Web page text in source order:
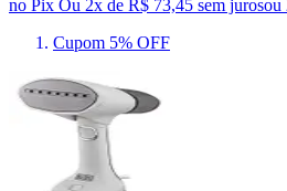
no Pix Ou 2x de R$ 73,45 sem jurosou
Cupom 5% OFF